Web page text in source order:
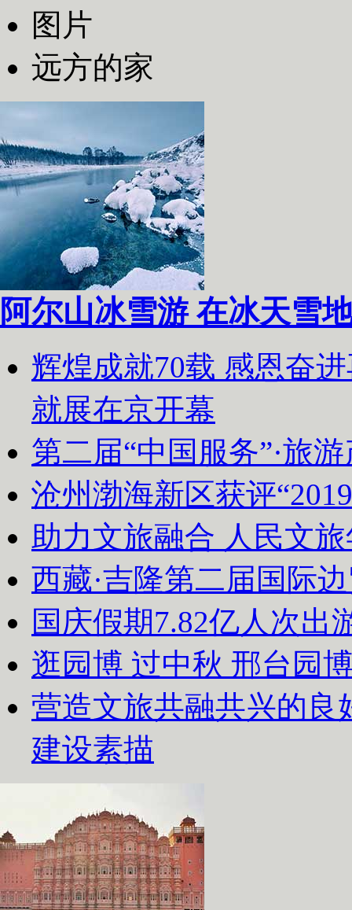
图片
远方的家
阿尔山冰雪游 在冰天雪
辉煌成就70载 感恩奋
就展在京开幕
第二届“中国服务”·旅
沧州渤海新区获评
助力文旅融合 人民文
西藏·吉隆第二届国际
国庆假期7.82亿人次出
逛园博 过中秋 邢台园
营造文旅共融共兴的良
建设素描